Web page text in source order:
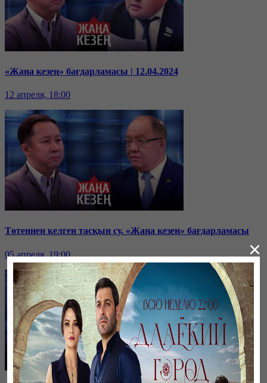
«Жаңа кезең» бағдарламасы | 12.04.2024
12 апреля, 18:00
Төтеннен келген тасқын су. «Жаңа кезең» бағдарламасы
05 апреля, 19:00 ×